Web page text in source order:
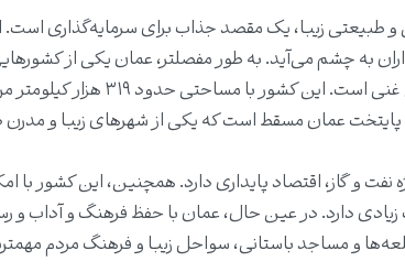
و طبیعتی زیبا، یک مقصد جذاب برای سرمایه‌گذاری است.
به چشم می‌آید. به طور مفصلتر، عمان یکی از
نوار خاورمیانه واقع شده و از لحاظ فرهنگی، تاریخی و طبیعی غنی
عمان مسقط است که یکی از شهرهای زیبا و مدرن
و گاز، اقتصاد پایداری دارد. همچنین، این کشور با
دارد. در عین حال، عمان با حفظ فرهنگ و آداب و
و مساجد باستانی، سواحل زیبا و فرهنگ مردم